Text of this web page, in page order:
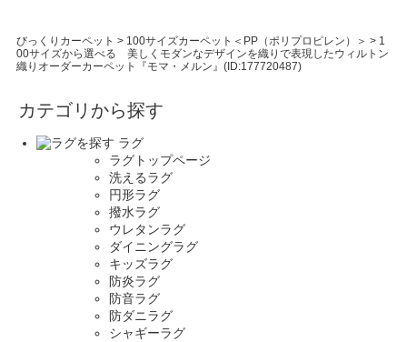
びっくりカーペット > 100サイズカーペット＜PP（ポリプロピレン）＞ > 1
00サイズから選べる 美しくモダンなデザインを織りで表現したウィルトン
織りオーダーカーペット『モマ・メルン』(ID:177720487)
カテゴリから探す
ラグ
ラグトップページ
洗えるラグ
円形ラグ
撥水ラグ
ウレタンラグ
ダイニングラグ
キッズラグ
防炎ラグ
防音ラグ
防ダニラグ
シャギーラグ